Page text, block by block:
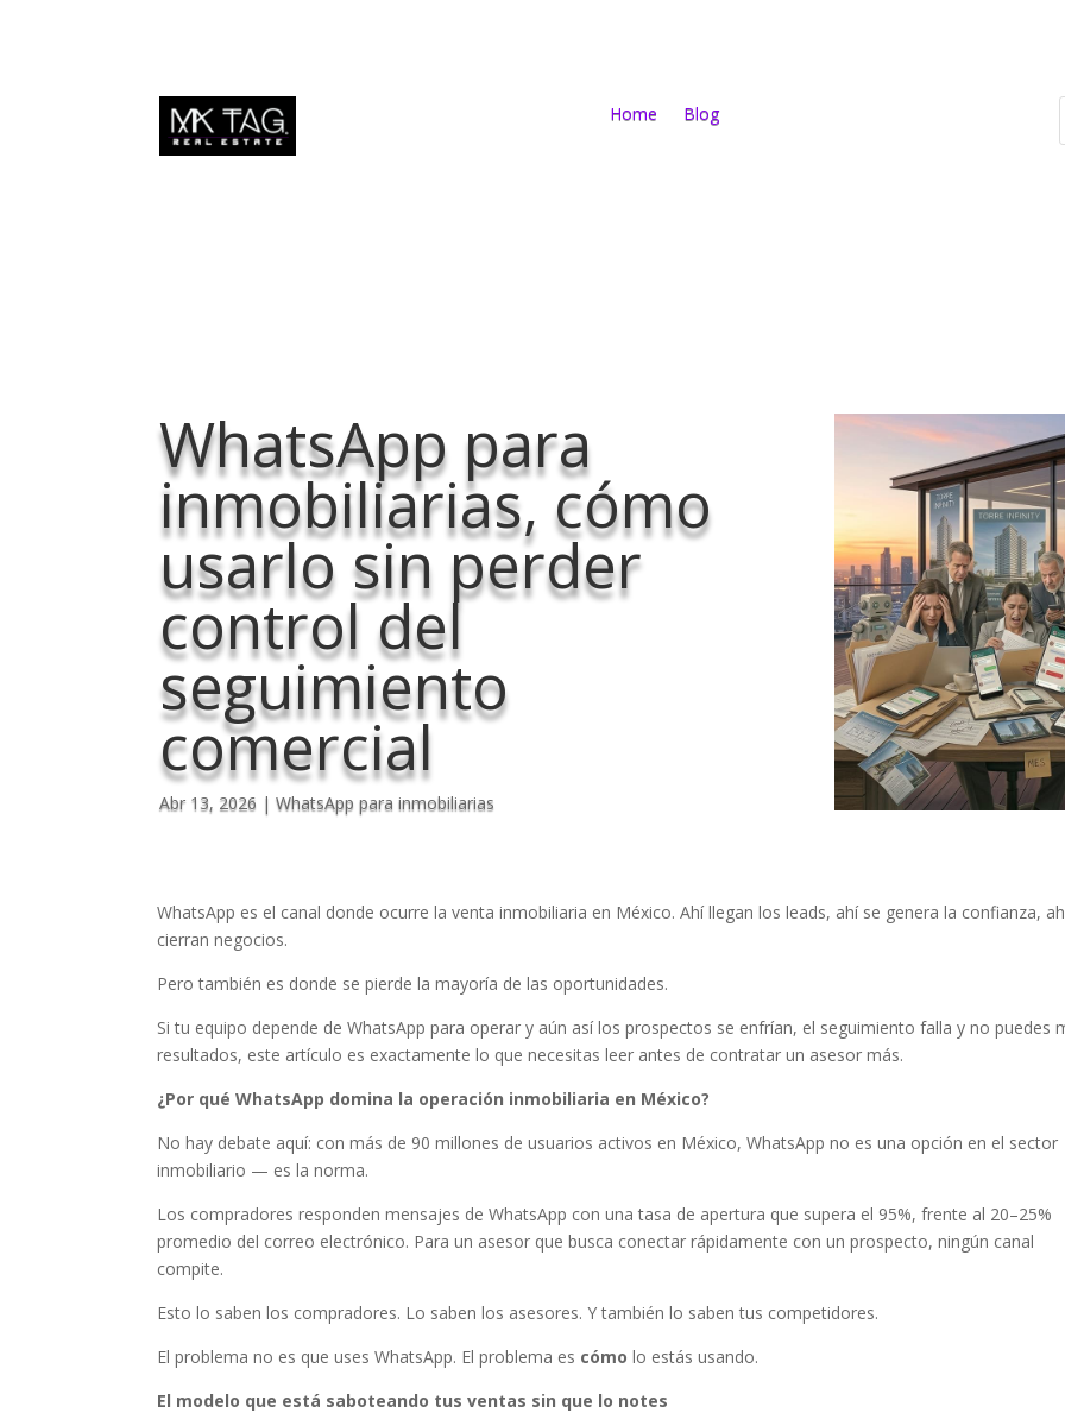
Home Blog
WhatsApp para
inmobiliarias, cómo
usarlo sin perder
control del
seguimiento
comercial
Abr 13, 2026 |WhatsApp para inmobiliarias
WhatsApp es el canal donde ocurre la venta inmobiliaria en México. Ahí llegan los leads, ahí se genera la confianza,
cierran negocios.
Pero también es donde se pierde la mayoría de las oportunidades.
Si tu equipo depende de WhatsApp para operar y aún así los prospectos se enfrían, el seguimiento falla y no puedes
resultados, este artículo es exactamente lo que necesitas leer antes de contratar un asesor más.
¿Por qué WhatsApp domina la operación inmobiliaria en México?
No hay debate aquí: con más de 90 millones de usuarios activos en México, WhatsApp no es una opción en el sector
inmobiliario — es la norma.
Los compradores responden mensajes de WhatsApp con una tasa de apertura que supera el 95%, frente al 20–25%
promedio del correo electrónico. Para un asesor que busca conectar rápidamente con un prospecto, ningún canal
compite.
Esto lo saben los compradores. Lo saben los asesores. Y también lo saben tus competidores.
El problema no es que uses WhatsApp. El problema es cómo lo estás usando.
El modelo que está saboteando tus ventas sin que lo notes